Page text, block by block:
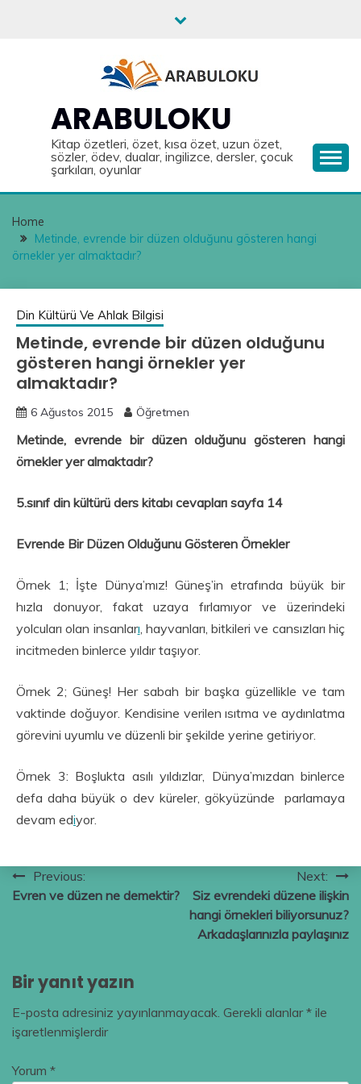
ARABULOKU
Kitap özetleri, özet, kısa özet, uzun özet,
sözler, ödev, dualar, ingilizce, dersler, çocuk
şarkıları, oyunlar
Home
Metinde, evrende bir düzen olduğunu gösteren hangi
örnekler yer almaktadır?
Din Kültürü Ve Ahlak Bilgisi
Metinde, evrende bir düzen olduğunu
gösteren hangi örnekler yer
almaktadır?
6 Ağustos 2015 Öğretmen
Metinde, evrende bir düzen olduğunu gösteren hangi
örnekler yer almaktadır?
5.sınıf din kültürü ders kitabı cevapları sayfa 14
Evrende Bir Düzen Olduğunu Gösteren Örnekler
Örnek 1; İşte Dünya’mız! Güneş’in etrafında büyük bir
hızla donuyor, fakat uzaya fırlamıyor ve üzerindeki
yolcuları olan insanları, hayvanları, bitkileri ve cansızları hiç
incitmeden binlerce yıldır taşıyor.
Örnek 2; Güneş! Her sabah bir başka güzellikle ve tam
vaktinde doğuyor. Kendisine verilen ısıtma ve aydınlatma
görevini uyumlu ve düzenli bir şekilde yerine getiriyor.
Örnek 3: Boşlukta asılı yıldızlar, Dünya’mızdan binlerce
defa daha büyük o dev küreler, gökyüzünde parlamaya
devam ediyor.
Yazı
gezinmesi
Previous:
Evren ve düzen ne demektir?
Next:
Siz evrendeki düzene ilişkin
hangi örnekleri biliyorsunuz?
Arkadaşlarınızla paylaşınız
Bir yanıt yazın
E-posta adresiniz yayınlanmayacak. Gerekli alanlar* ile
işaretlenmişlerdir
Yorum *